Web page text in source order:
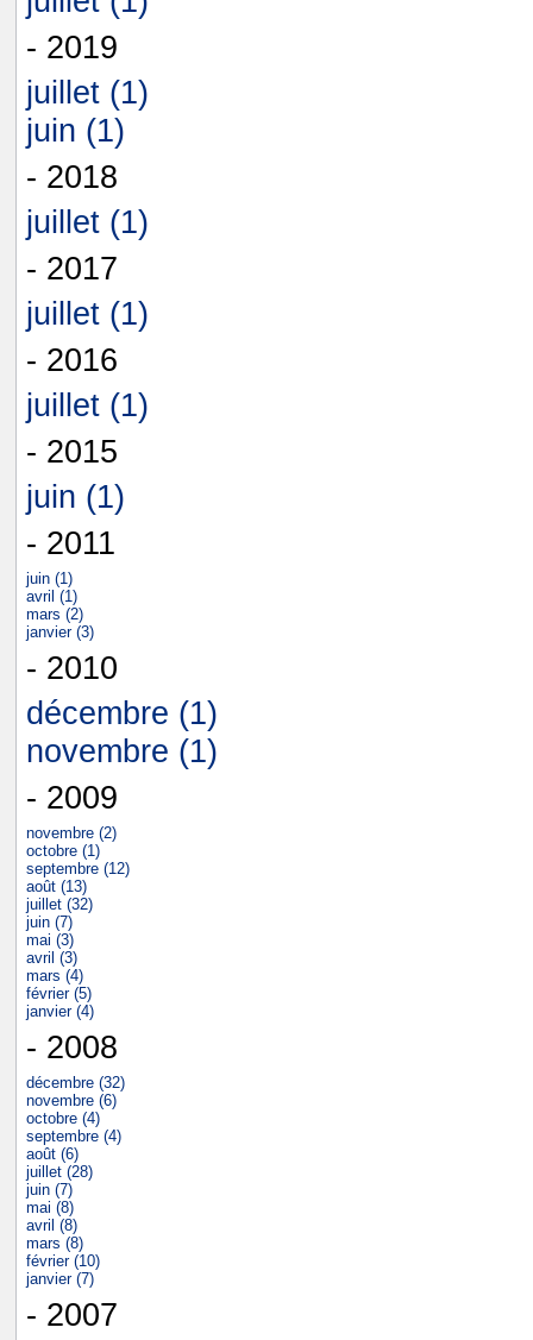
- 2019
juillet (1)
juin (1)
- 2018
juillet (1)
- 2017
juillet (1)
- 2016
juillet (1)
- 2015
juin (1)
- 2011
juin (1)
avril (1)
mars (2)
janvier (3)
- 2010
décembre (1)
novembre (1)
- 2009
novembre (2)
octobre (1)
septembre (12)
août (13)
juillet (32)
juin (7)
mai (3)
avril (3)
mars (4)
février (5)
janvier (4)
- 2008
décembre (32)
novembre (6)
octobre (4)
septembre (4)
août (6)
juillet (28)
juin (7)
mai (8)
avril (8)
mars (8)
février (10)
janvier (7)
- 2007